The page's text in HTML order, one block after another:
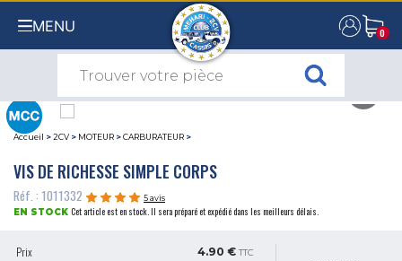
MENU 0
0
Accueil >2CV > MOTEUR >CARBURATEUR >
VIS DE RICHESSE SIMPLE CORPS
Réf. : 1011332
5 avis
EN STOCK Cet article est en stock. Il sera préparé et expédié dans les meilleurs délais.
Prix 4.90 € TTC